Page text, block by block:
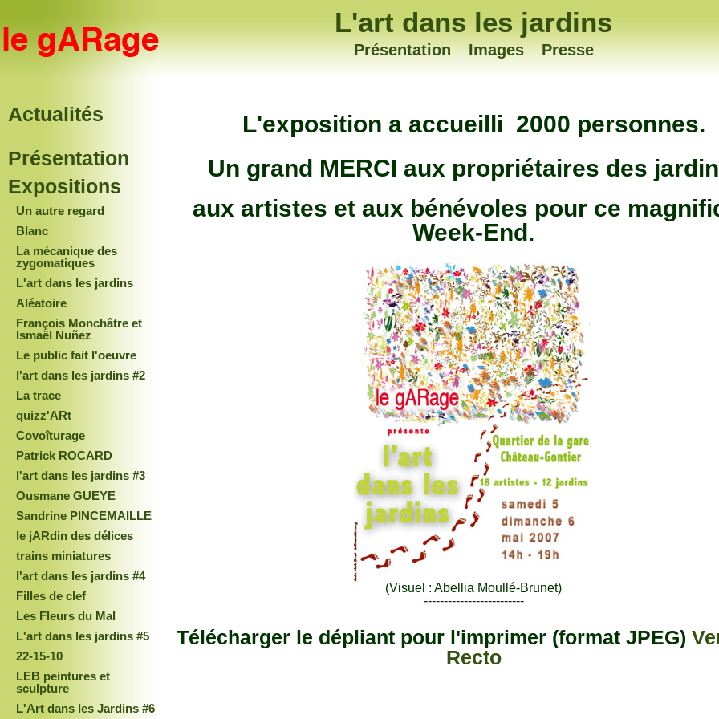
L'art dans les jardins
Présentation Images Presse
Actualités
Présentation
Expositions
Un autre regard
Blanc
La mécanique des
zygomatiques
L'art dans les jardins
Aléatoire
François Monchâtre et
Ismaël Nuñez
Le public fait l'oeuvre
l'art dans les jardins #2
La trace
quizz'ARt
Covoîturage
Patrick ROCARD
l'art dans les jardins #3
Ousmane GUEYE
Sandrine PINCEMAILLE
le jARdin des délices
trains miniatures
l'art dans les jardins #4
Filles de clef
Les Fleurs du Mal
L'art dans les jardins #5
22-15-10
LEB peintures et
sculpture
L'Art dans les Jardins #6
L'exposition a accueilli 2000 personnes.
Un grand MERCI aux propriétaires des
aux artistes et aux bénévoles pour ce
Week-End.
(Visuel : Abellia Moullé-Brunet)
-------------------------
Télécharger le dépliant pour l'imprimer (format JPEG)
Recto